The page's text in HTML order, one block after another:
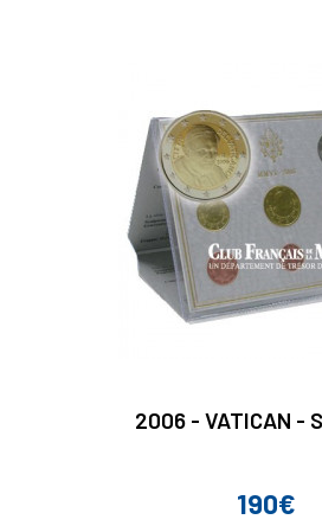
2006 - VATICAN -
Prix
190€